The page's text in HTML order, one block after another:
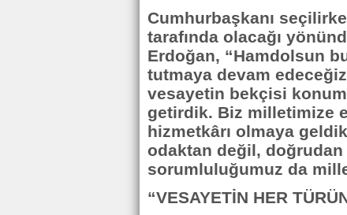
Cumhurbaşkanı
tarafında olacağı
Erdoğan, “Hamdolsun
tutmaya devam
vesayetin bekçisi
getirdik. Biz milletimize
hizmetkârı olmaya
odaktan değil, doğrudan
sorumluluğumuz da
“VESAYETİN HER